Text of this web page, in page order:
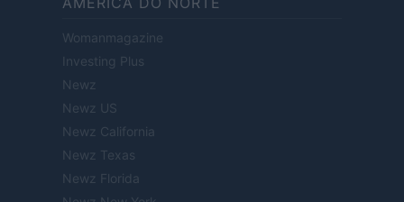
Womanmagazine
Investing Plus
Newz
Newz US
Newz California
Newz Texas
Newz Florida